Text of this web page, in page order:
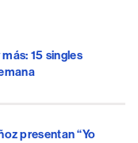
15 singles
presentan “Yo